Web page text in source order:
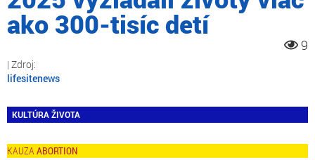
ako 300-tisíc detí
9
lifesitenews
KULTÚRA ŽIVOTA
ABORTION